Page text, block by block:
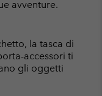
avventure.
la tasca di
accessori ti
gli oggetti